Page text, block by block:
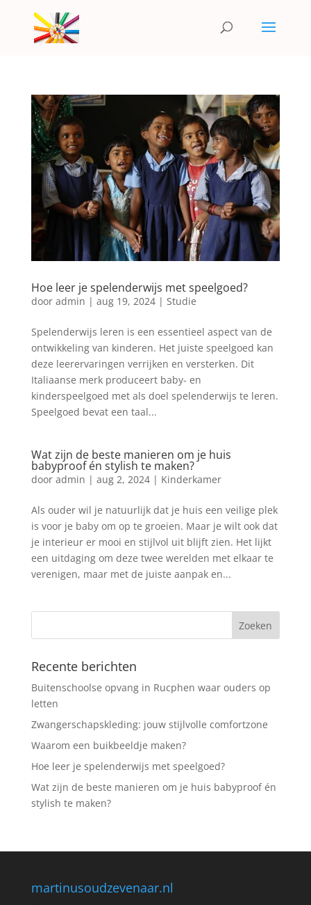
Hoe leer je spelenderwijs met speelgoed?
door admin | aug 19, 2024| Studie
Spelenderwijs leren is een essentieel aspect van de
ontwikkeling van kinderen. Het juiste speelgoed kan
deze leerervaringen verrijken en versterken. Dit
Italiaanse merk produceert baby- en
kinderspeelgoed met als doel spelenderwijs te leren.
Speelgoed bevat een taal...
Wat zijn de beste manieren om je huis
babyproof én stylish te maken?
door admin | aug 2, 2024| Kinderkamer
Als ouder wil je natuurlijk dat je huis een veilige plek
is voor je baby om op te groeien. Maar je wilt ook dat
je interieur er mooi en stijlvol uit blijft zien. Het lijkt
een uitdaging om deze twee werelden met elkaar te
verenigen, maar met de juiste aanpak en...
Recente berichten
Buitenschoolse opvang in Rucphen waar ouders op
letten
Zwangerschapskleding: jouw stijlvolle comfortzone
Waarom een buikbeeldje maken?
Hoe leer je spelenderwijs met speelgoed?
Wat zijn de beste manieren om je huis babyproof én
stylish te maken?
martinusoudzevenaar.nl